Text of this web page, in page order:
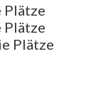
Plätze
Plätze
Plätze